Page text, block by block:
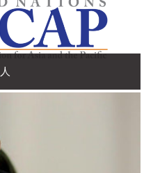
会委员会(亚太经社会)执行秘书 沙
生国以外生活，占全世界所有移
国带来了多元化、活力和生产力，
增强了国际收支。